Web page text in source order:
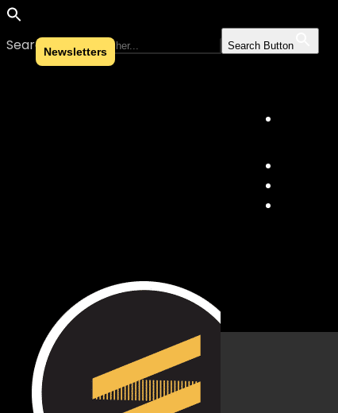
Search for: Search Button
Skip to content
Newsletters